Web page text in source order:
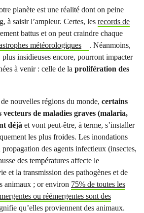
planète est une réalité dont on peine
à saisir l’ampleur. Certes, les records de
battus et on peut craindre chaque
météorologiques
. Néanmoins,
plus insidieuses encore, pourront impacter
à venir : celle de la prolifération des
nouvelles régions du monde, certains
vecteurs de maladies graves (malaria,
déjà et vont peut-être, à terme, s’installer
les plus froides. Les inondations
des agents infectieux (insectes,
des températures affecte le
et la transmission des pathogènes et de
animaux ; or environ 75% de toutes les
ou réémergentes sont des
qu’elles proviennent des animaux.